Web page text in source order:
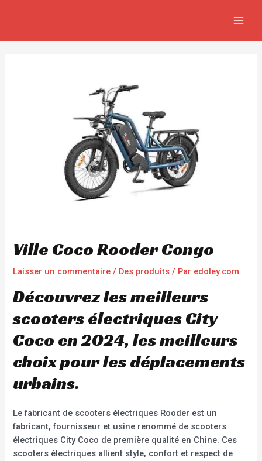
Ville Coco Rooder Congo
Laisser un commentaire / Des produits / Par edoley.com
Découvrez les meilleurs
scooters électriques City
Coco en 2024, les meilleurs
choix pour les déplacements
urbains.
Le fabricant de scooters électriques Rooder est un
fabricant, fournisseur et usine renommé de scooters
électriques City Coco de première qualité en Chine. Ces
scooters électriques allient style, confort et respect de